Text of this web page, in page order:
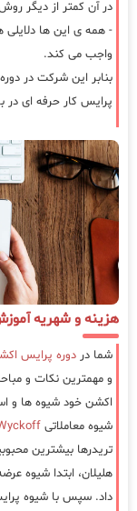
در آن کمتر از دیگر
- همه ی این ها دلایلی
واجب می کند.
بنابر این شرکت در
پرایس کار حرفه ای در
هزینه و شهریه
شما در دوره پرایس
و مهمترین نکات و
اکشن خود شیوه ها و
شیوه معاملاتی
تریدرها بیشترین
هلیلان، ابتدا شیوه
داد. سپس با شیوه